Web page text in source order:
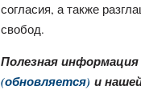
согласия, а также
свобод.
Полезная
(обновляется) и